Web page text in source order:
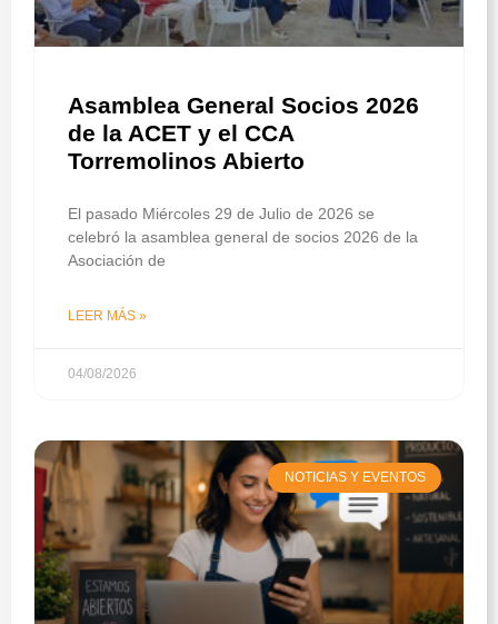
Asamblea General Socios 2026
de la ACET y el CCA
Torremolinos Abierto
El pasado Miércoles 29 de Julio de 2026 se
celebró la asamblea general de socios 2026 de la
Asociación de
LEER MÁS »
04/08/2026
NOTICIAS Y EVENTOS